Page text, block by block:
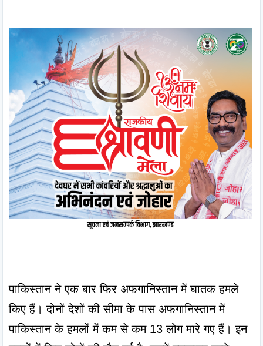
पाकिस्तान ने एक बार फिर अफगानिस्तान में घातक हमले
किए हैं। दोनों देशों की सीमा के पास अफगानिस्तान में
पाकिस्तान के हमलों में कम से कम 13 लोग मारे गए हैं। इन